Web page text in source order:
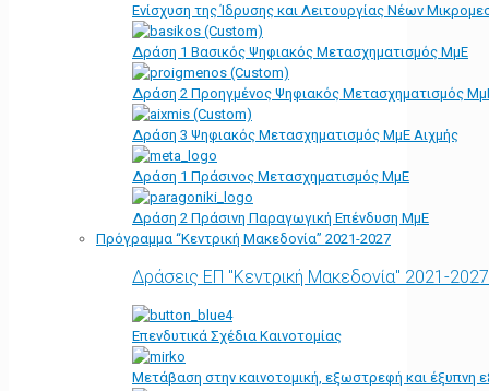
Ενίσχυση της Ίδρυσης και Λειτουργίας Νέων
Δράση 1 Βασικός Ψηφιακός Μετασχηματισμός ΜμΕ
Δράση 2 Προηγμένος Ψηφιακός Μετασχηματισμός
Δράση 3 Ψηφιακός Μετασχηματισμός ΜμΕ Αιχμής
Δράση 1 Πράσινος Μετασχηματισμός ΜμΕ
Δράση 2 Πράσινη Παραγωγική Επένδυση ΜμΕ
Πρόγραμμα “Κεντρική Μακεδονία” 2021-2027
Δράσεις ΕΠ "Κεντρική Μακεδονία" 2021-2027
Επενδυτικά Σχέδια Καινοτομίας
Μετάβαση στην καινοτομική, εξωστρεφή και έξυπνη